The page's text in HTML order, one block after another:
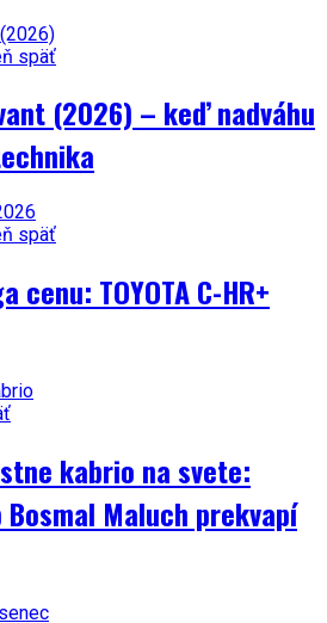
späť
(2026) – keď nadváhu
späť
cenu: TOYOTA C-HR+
kabrio na svete:
Maluch prekvapí